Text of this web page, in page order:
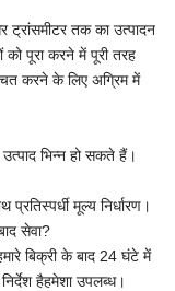
ट्रांसमीटर तक का उत्पादन
पूरा करने में पूरी तरह
करने के लिए अग्रिम में
भिन्न हो सकते हैं।
मूल्य निर्धारण।
सेवा?
बिक्री के बाद 24 घंटे में
हैहमेशा उपलब्ध।